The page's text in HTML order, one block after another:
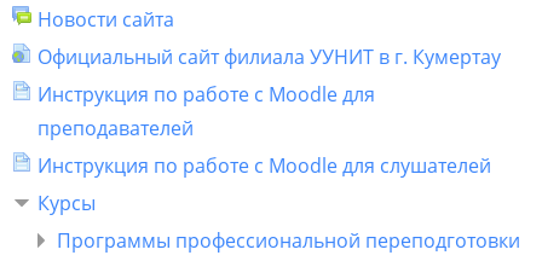
Новости сайта
Официальный сайт филиала УУНИТ в г. Кумертау
Инструкция по работе с Moodle для
преподавателей
Инструкция по работе с Moodle для слушателей
Курсы
Программы профессиональной переподготовки